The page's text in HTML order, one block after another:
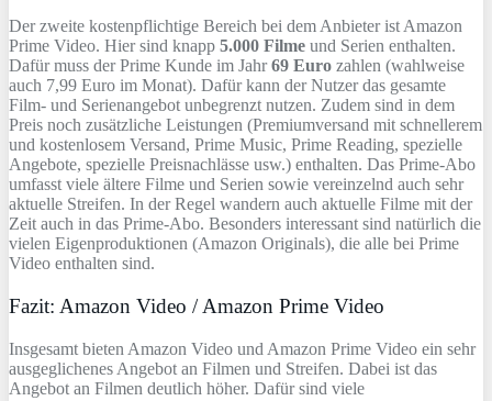
Der zweite kostenpflichtige Bereich bei dem Anbieter ist Amazon
Prime Video. Hier sind knapp 5.000 Filme und Serien enthalten.
Dafür muss der Prime Kunde im Jahr69 Euro zahlen (wahlweise
auch 7,99 Euro im Monat). Dafür kann der Nutzer das gesamte
Film- und Serienangebot unbegrenzt nutzen. Zudem sind in dem
Preis noch zusätzliche Leistungen (Premiumversand mit schnellerem
und kostenlosem Versand, Prime Music, Prime Reading, spezielle
Angebote, spezielle Preisnachlässe usw.) enthalten. Das Prime-Abo
umfasst viele ältere Filme und Serien sowie vereinzelnd auch sehr
aktuelle Streifen. In der Regel wandern auch aktuelle Filme mit der
Zeit auch in das Prime-Abo. Besonders interessant sind natürlich die
vielen Eigenproduktionen (Amazon Originals), die alle bei Prime
Video enthalten sind.
Fazit: Amazon Video / Amazon Prime Video
Insgesamt bieten Amazon Video und Amazon Prime Video ein sehr
ausgeglichenes Angebot an Filmen und Streifen. Dabei ist das
Angebot an Filmen deutlich höher. Dafür sind viele